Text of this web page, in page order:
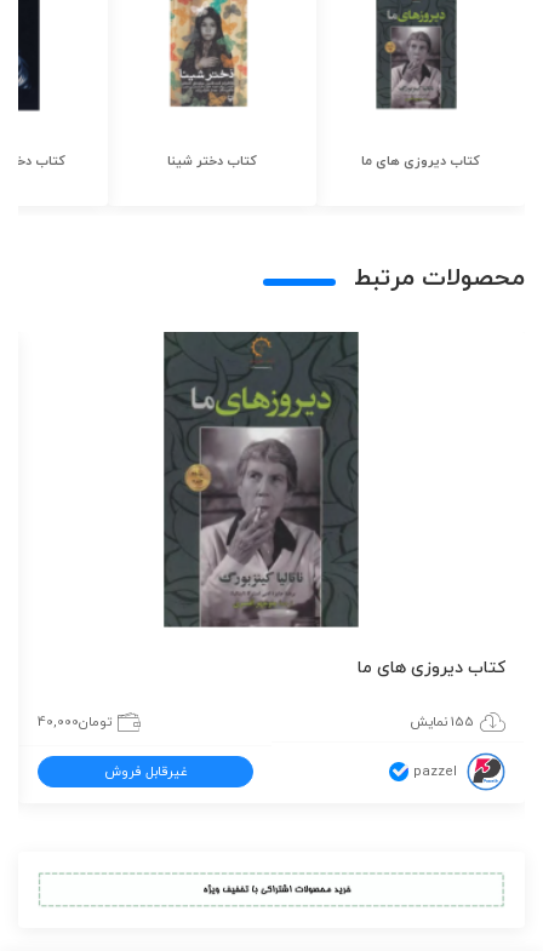
کتاب دیروزی های ما کتاب دختر شینا کتاب دختر
محصولات مرتبط
کتاب دیروزی های ما
155 نمایش تومان40,000
pazzel غیرقابل فروش